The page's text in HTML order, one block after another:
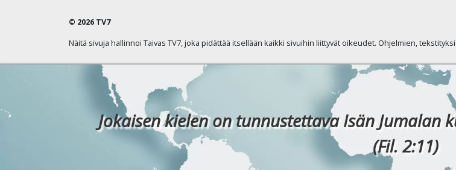
© 2026 TV7
Näitä sivuja hallinnoi Taivas TV7, joka pidättää itsellään kaikki sivuihin liittyvät oikeudet. Ohjelmien,
Jokaisen kielen on tunnustettava Isän Jumalan
(Fil. 2:11)